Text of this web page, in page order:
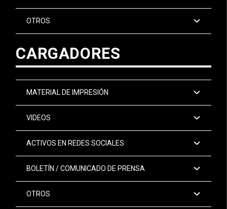
OTROS
CARGADORES
MATERIAL DE IMPRESIÓN
VIDEOS
ACTIVOS EN REDES SOCIALES
BOLETÍN / COMUNICADO DE PRENSA
OTROS